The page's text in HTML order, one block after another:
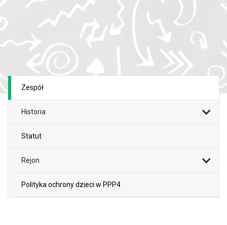
Zespół
Historia
Statut
Rejon
Polityka ochrony dzieci w PPP4